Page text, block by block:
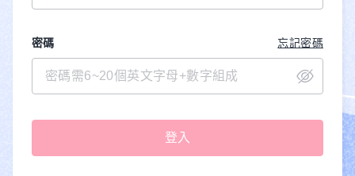
密碼 忘記密碼